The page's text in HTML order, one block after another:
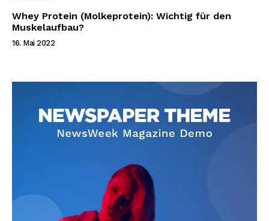
Whey Protein (Molkeprotein): Wichtig für den
Muskelaufbau?
16. Mai 2022